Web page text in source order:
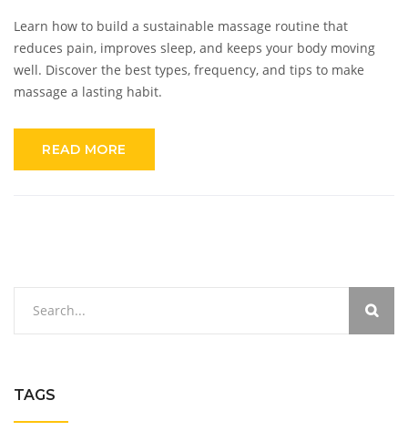
Learn how to build a sustainable massage routine that
reduces pain, improves sleep, and keeps your body moving
well. Discover the best types, frequency, and tips to make
massage a lasting habit.
READ MORE
TAGS